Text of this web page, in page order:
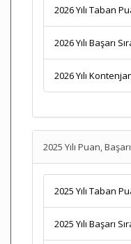
2026 Yılı Taban
2026 Yılı Başarı
2026 Yılı
2025 Yılı Puan,
2025 Yılı Taban
2025 Yılı Başarı